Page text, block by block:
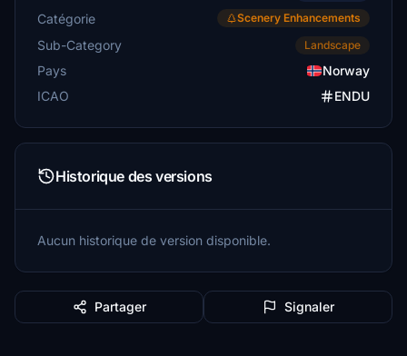
Catégorie Scenery Enhancements
Sub-Category Landscape
Pays
Norway
ICAO
ENDU
Historique des versions
Aucun historique de version disponible.
Partager Signaler